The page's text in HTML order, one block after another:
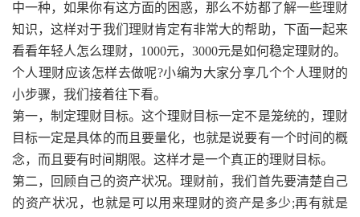
中一种，如果你有这方面的困惑，那么不妨都了解一些理财
知识，这样对于我们理财肯定有非常大的帮助，下面一起来
看看年轻人怎么理财，1000元，3000元是如何稳定理财的。
个人理财应该怎样去做呢?小编为大家分享几个个人理财的
小步骤，我们接着往下看。
第一，制定理财目标。这个理财目标一定不是笼统的，理财
目标一定是具体的而且要量化，也就是说要有一个时间的概
念，而且要有时间期限。这样才是一个真正的理财目标。
第二，回顾自己的资产状况。理财前，我们首先要清楚自己
的资产状况，也就是可以用来理财的资产是多少;再有就是